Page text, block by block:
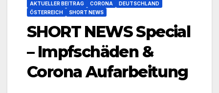
AKTUELLER BEITRAG CORONA
DEUTSCHLAND
ÖSTERREICH
SHORT NEWS
SHORT NEWS Special
– Impfschäden &
Corona Aufarbeitung